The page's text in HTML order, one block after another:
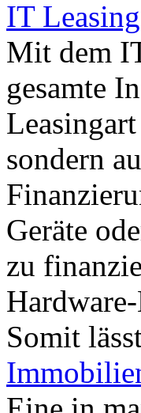
IT Leasing
Mit dem
gesamte
sondern
Geräte
zu
Somit